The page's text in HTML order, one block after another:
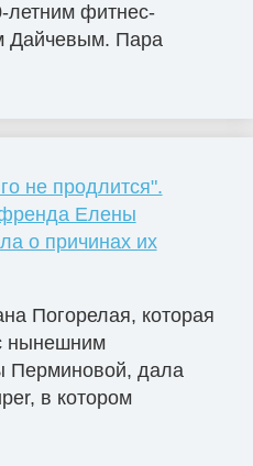
летним фитнес-
Дайчевым. Пара
не продлится".
Елены
о причинах их
Погорелая, которая
нынешним
Перминовой, дала
в котором